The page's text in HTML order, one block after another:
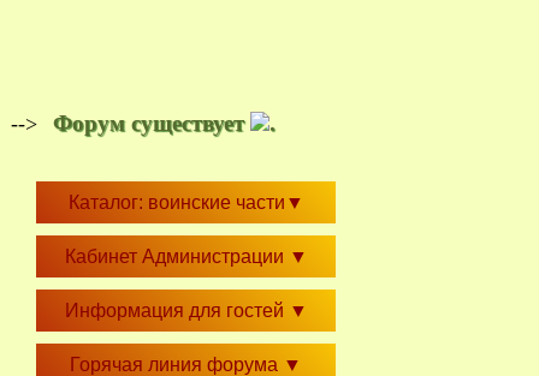
--> Форум существует .
Каталог: воинские части ▼
Кабинет Администрации ▼
Информация для гостей ▼
Горячая линия форума ▼